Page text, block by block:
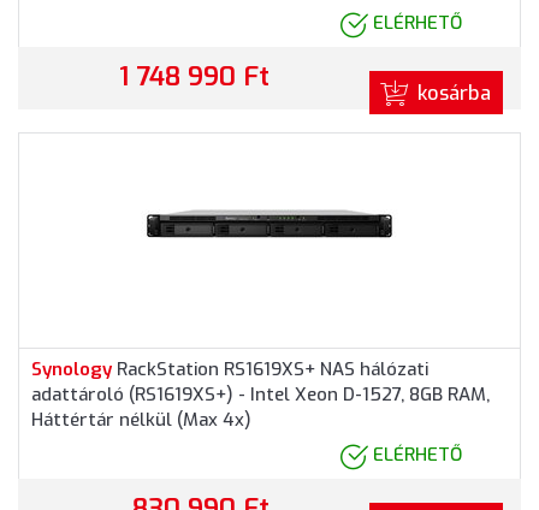
ELÉRHETŐ
1 748 990 Ft kosárba
Synology RackStation RS1619XS+ NAS hálózati
adattároló (RS1619XS+) - Intel Xeon D-1527, 8GB RAM,
Háttértár nélkül (Max 4x)
ELÉRHETŐ